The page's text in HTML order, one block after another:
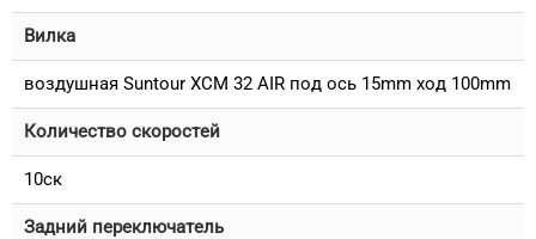
Вилка
воздушная Suntour XCM 32 AIR под ось 15mm ход 100mm
Количество скоростей
10ск
Задний переключатель